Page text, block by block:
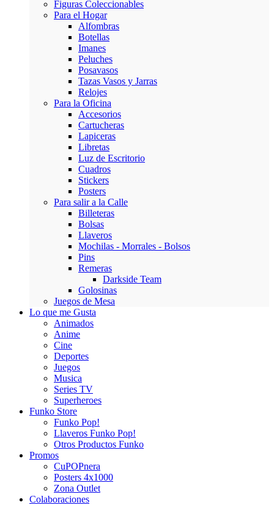
Figuras Coleccionables
Para el Hogar
Alfombras
Botellas
Imanes
Peluches
Posavasos
Tazas Vasos y Jarras
Relojes
Para la Oficina
Accesorios
Cartucheras
Lapiceras
Libretas
Luz de Escritorio
Cuadros
Stickers
Posters
Para salir a la Calle
Billeteras
Bolsas
Llaveros
Mochilas - Morrales - Bolsos
Pins
Remeras
Darkside Team
Golosinas
Juegos de Mesa
Lo que me Gusta
Animados
Anime
Cine
Deportes
Juegos
Musica
Series TV
Superheroes
Funko Store
Funko Pop!
Llaveros Funko Pop!
Otros Productos Funko
Promos
CuPOPnera
Posters 4x1000
Zona Outlet
Colaboraciones